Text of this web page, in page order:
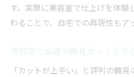
す。実際に美容室で仕上げを体験
わることで、自宅での再現性もア
美容室で話題の鶴見カット上手
「カットが上手い」と評判の鶴